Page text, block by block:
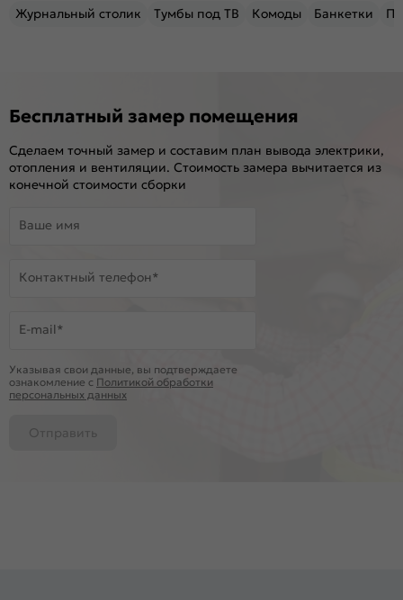
Журнальный столик Тумбы под ТВ Комоды Банкетки
Бесплатный замер помещения
Сделаем точный замер и составим план вывода электрики,
отопления и вентиляции. Стоимость замера вычитается из
конечной стоимости сборки
Ваше имя
Контактный телефон*
E-mail*
Указывая свои данные, вы подтверждаете
ознакомление c Политикой обработки
персональных данных
Отправить